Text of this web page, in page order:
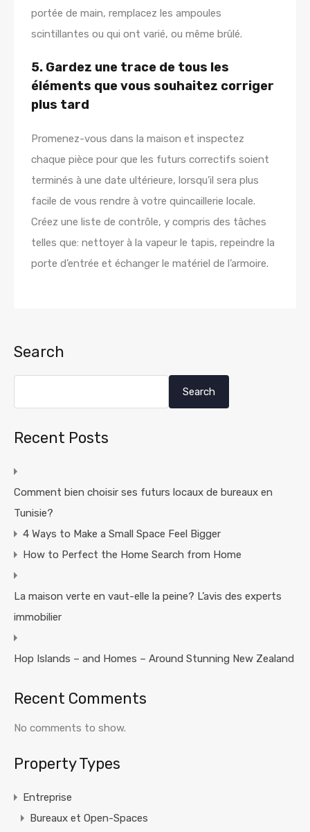
portée de main, remplacez les ampoules
scintillantes ou qui ont varié, ou même brûlé.
5. Gardez une trace de tous les
éléments que vous souhaitez corriger
plus tard
Promenez-vous dans la maison et inspectez
chaque pièce pour que les futurs correctifs soient
terminés à une date ultérieure, lorsqu’il sera plus
facile de vous rendre à votre quincaillerie locale.
Créez une liste de contrôle, y compris des tâches
telles que: nettoyer à la vapeur le tapis, repeindre la
porte d’entrée et échanger le matériel de l’armoire.
Search
Search
Recent Posts
Comment bien choisir ses futurs locaux de bureaux en
Tunisie?
4 Ways to Make a Small Space Feel Bigger
How to Perfect the Home Search from Home
La maison verte en vaut-elle la peine? L’avis des experts
immobilier
Hop Islands – and Homes – Around Stunning New Zealand
Recent Comments
No comments to show.
Property Types
Entreprise
Bureaux et Open-Spaces